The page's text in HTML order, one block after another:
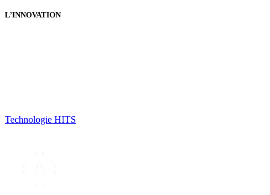
L’INNOVATION
Technologie HITS